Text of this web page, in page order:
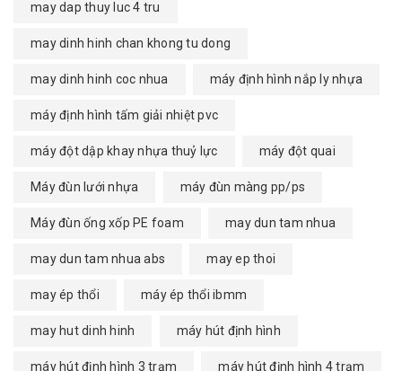
may dap thuy luc 4 tru
may dinh hinh chan khong tu dong
may dinh hinh coc nhua máy định hình nắp ly nhựa
máy định hình tấm giải nhiệt pvc
máy đột dập khay nhựa thuỷ lực máy đột quai
Máy đùn lưới nhựa máy đùn màng pp/ps
Máy đùn ống xốp PE foam may dun tam nhua
may dun tam nhua abs may ep thoi
may ép thổi máy ép thổi ibmm
may hut dinh hinh máy hút định hình
máy hút định hình 3 trạm máy hút định hình 4 trạm